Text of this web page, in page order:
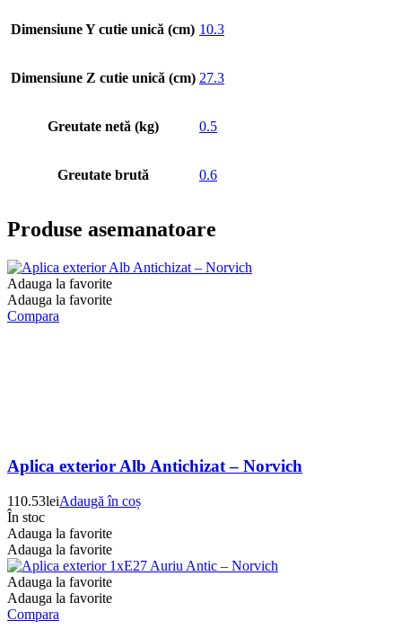
Dimensiune Y cutie unică (cm) 10.3
Dimensiune Z cutie unică (cm) 27.3
Greutate netă (kg) 0.5
Greutate brută 0.6
Produse asemanatoare
Adauga la favorite
Adauga la favorite
Compara
Aplica exterior Alb Antichizat – Norvich
110.53leiAdaugă în coș
În stoc
Adauga la favorite
Adauga la favorite
Adauga la favorite
Adauga la favorite
Compara